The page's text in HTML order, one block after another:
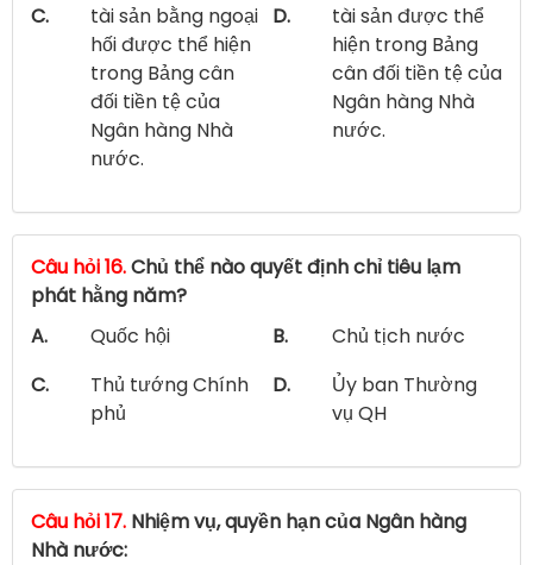
C.
tài sản bằng ngoại
hối được thể hiện
trong Bảng cân
đối tiền tệ của
Ngân hàng Nhà
nước.
D.
tài sản được thể
hiện trong Bảng
cân đối tiền tệ của
Ngân hàng Nhà
nước.
Câu hỏi 16.Chủ thể nào quyết định chỉ tiêu lạm
phát hằng năm?
A.
Quốc hội B.
Chủ tịch nước
C.
Thủ tướng Chính
phủ
D.
Ủy ban Thường
vụ QH
Câu hỏi 17. Nhiệm vụ, quyền hạn của Ngân hàng
Nhà nước: